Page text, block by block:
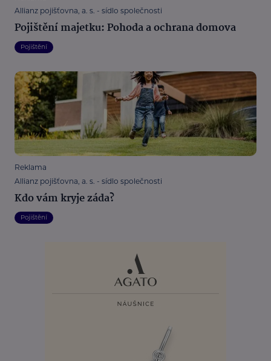
Allianz pojišťovna, a. s. - sídlo společnosti
Pojištění majetku: Pohoda a ochrana domova
Pojištění
Reklama
Allianz pojišťovna, a. s. - sídlo společnosti
Kdo vám kryje záda?
Pojištění